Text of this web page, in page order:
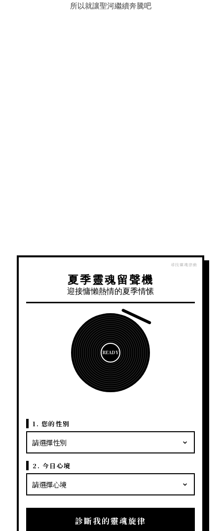
所以就讓聖河繼續奔騰吧
夏季靈魂留聲機
迎接慵懶熱情的夏季情愫
READY
1. 您的性別
2. 今日心境
診斷我的靈魂旋律